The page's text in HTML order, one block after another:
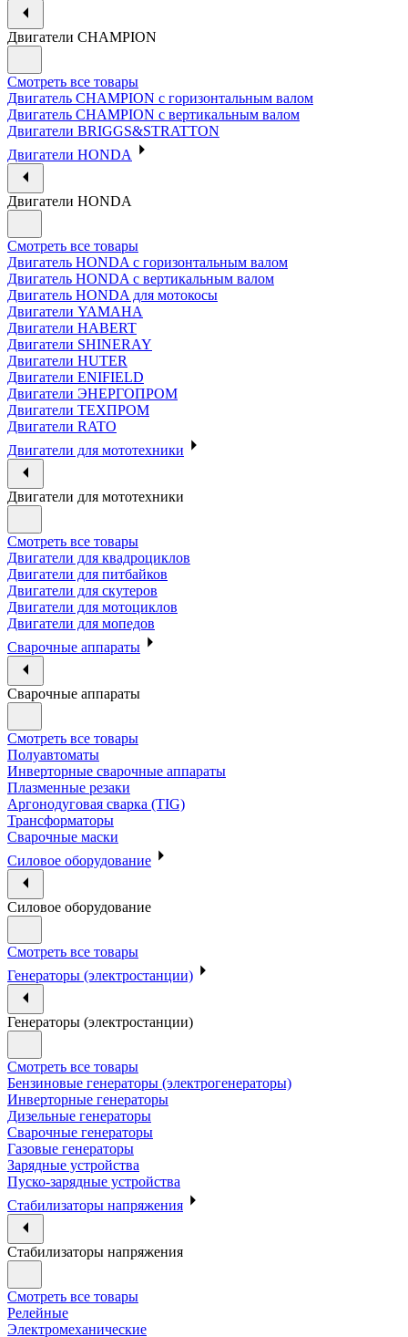
Двигатели CHAMPION
Смотреть все товары
Двигатель CHAMPION с горизонтальным валом
Двигатель CHAMPION с вертикальным валом
Двигатели BRIGGS&STRATTON
Двигатели HONDA
Двигатели HONDA
Смотреть все товары
Двигатель HONDA с горизонтальным валом
Двигатель HONDA с вертикальным валом
Двигатель HONDA для мотокосы
Двигатели YAMAHA
Двигатели HABERT
Двигатели SHINERAY
Двигатели HUTER
Двигатели ENIFIELD
Двигатели ЭНЕРГОПРОМ
Двигатели ТЕХПРОМ
Двигатели RATO
Двигатели для мототехники
Двигатели для мототехники
Смотреть все товары
Двигатели для квадроциклов
Двигатели для питбайков
Двигатели для скутеров
Двигатели для мотоциклов
Двигатели для мопедов
Сварочные аппараты
Сварочные аппараты
Смотреть все товары
Полуавтоматы
Инверторные сварочные аппараты
Плазменные резаки
Аргонодуговая сварка (TIG)
Трансформаторы
Сварочные маски
Силовое оборудование
Силовое оборудование
Смотреть все товары
Генераторы (электростанции)
Генераторы (электростанции)
Смотреть все товары
Бензиновые генераторы (электрогенераторы)
Инверторные генераторы
Дизельные генераторы
Сварочные генераторы
Газовые генераторы
Зарядные устройства
Пуско-зарядные устройства
Стабилизаторы напряжения
Стабилизаторы напряжения
Смотреть все товары
Релейные
Электромеханические